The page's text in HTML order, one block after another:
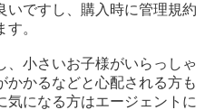
いですし、購入時に管理規約
。
、小さいお子様がいらっしゃ
かかるなどと心配される方も
気になる方はエージェントに